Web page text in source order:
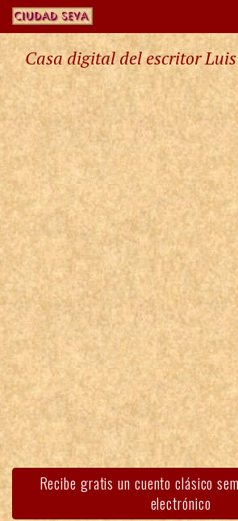
Casa digital del escritor
Recibe gratis un cuento clásico
electrónico